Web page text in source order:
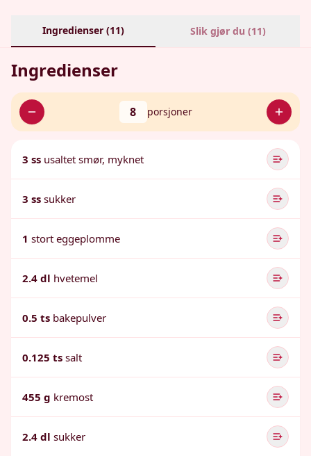
Ingredienser (11) Slik gjør du (11)
Ingredienser
8 porsjoner
3 ss usaltet smør, myknet
3 ss sukker
1 stort eggeplomme
2.4 dl hvetemel
0.5 ts bakepulver
0.125 ts salt
455 g kremost
2.4 dl sukker